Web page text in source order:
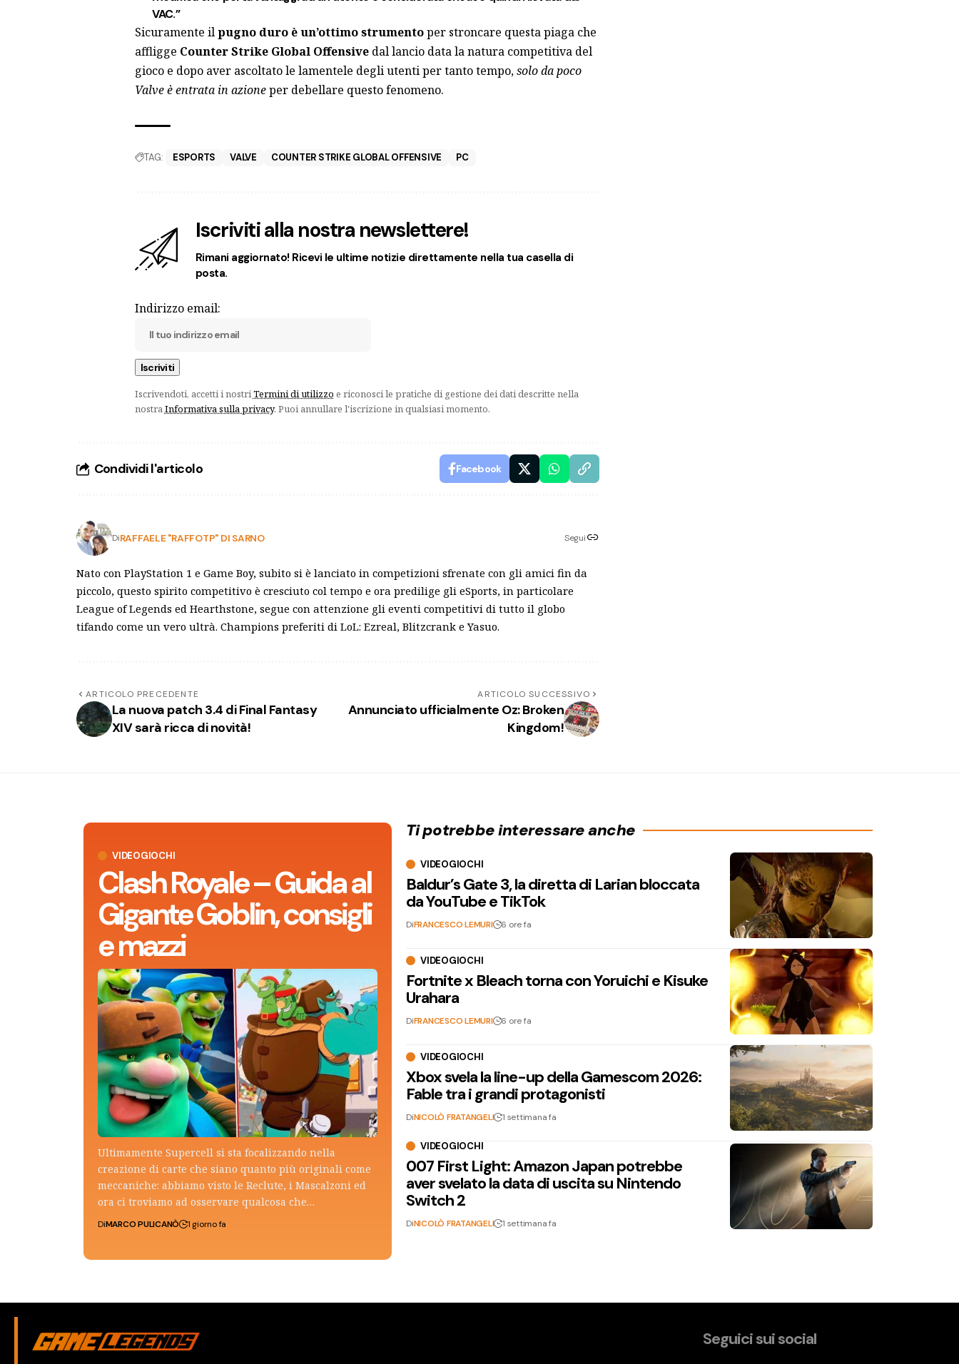
VAC.”
Sicuramente ilpugno duro è un’ottimo strumentoper stroncare questa piaga che
affligge Counter Strike Global Offensivedal lancio data la natura competitiva del
gioco e dopo aver ascoltato le lamentele degli utenti per tanto tempo,solo da poco
Valve è entrata in azioneper debellare questo fenomeno.
TAG: ESPORTS VALVE COUNTER STRIKE GLOBAL OFFENSIVE PC
Iscriviti alla nostra newslettere!
Rimani aggiornato! Ricevi le ultime notizie direttamente nella tua casella di
posta.
Indirizzo email:
Iscrivendoti, accetti i nostriTermini di utilizzo e riconosci le pratiche di gestione dei dati descritte nella
nostraInformativa sulla privacy. Puoi annullare l'iscrizione in qualsiasi momento.
Condividi l'articolo Facebook
DiRAFFAELE "RAFFOTP" DI SARNO Segui
Nato con PlayStation 1 e Game Boy, subito si è lanciato in competizioni sfrenate con gli amici fin da
piccolo, questo spirito competitivo è cresciuto col tempo e ora predilige gli eSports, in particolare
League of Legends ed Hearthstone, segue con attenzione gli eventi competitivi di tutto il globo
tifando come un vero ultrà. Champions preferiti di LoL: Ezreal, Blitzcrank e Yasuo.
ARTICOLO PRECEDENTE
La nuova patch 3.4 di Final Fantasy
XIV sarà ricca di novità!
ARTICOLO SUCCESSIVO
Annunciato ufficialmente Oz: Broken
Kingdom!
VIDEOGIOCHI
Clash Royale – Guida al
Gigante Goblin, consigli
e mazzi
Ultimamente Supercell si sta focalizzando nella
creazione di carte che siano quanto più originali come
meccaniche: abbiamo visto le Reclute, i Mascalzoni ed
ora ci troviamo ad osservare qualcosa che…
DiMARCO PULICANÒ 1 giorno fa
Ti potrebbe interessare anche
VIDEOGIOCHI
Baldur’s Gate 3, la diretta di Larian bloccata
da YouTube e TikTok
DiFRANCESCO LEMURI 6 ore fa
VIDEOGIOCHI
Fortnite x Bleach torna con Yoruichi e Kisuke
Urahara
DiFRANCESCO LEMURI 6 ore fa
VIDEOGIOCHI
Xbox svela la line-up della Gamescom 2026:
Fable tra i grandi protagonisti
DiNICOLÒ FRATANGELI 1 settimana fa
VIDEOGIOCHI
007 First Light: Amazon Japan potrebbe
aver svelato la data di uscita su Nintendo
Switch 2
DiNICOLÒ FRATANGELI 1 settimana fa
Seguici sui social